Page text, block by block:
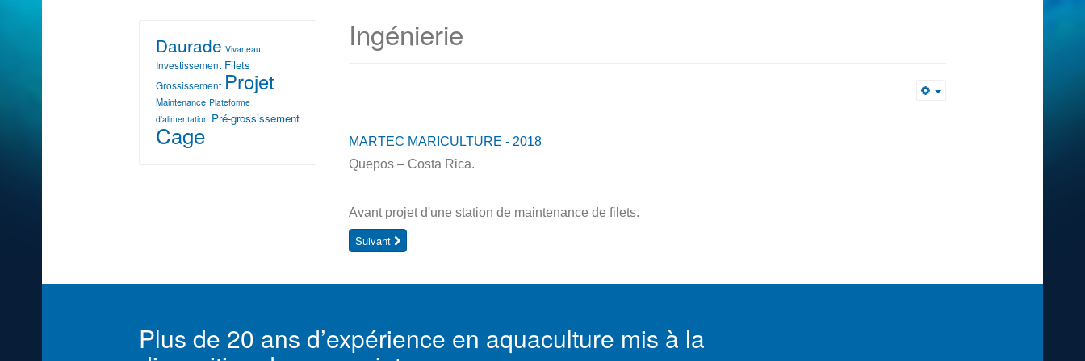
Ingénierie
MARTEC MARICULTURE - 2018
Quepos – Costa Rica.
Avant projet d'une station de maintenance de filets.
Suivant
Daurade Vivaneau
Investissement Filets
Grossissement Projet
Maintenance Plateforme
d'alimentation Pré-grossissement
Cage
Plus de 20 ans d’expérience en aquaculture mis à la